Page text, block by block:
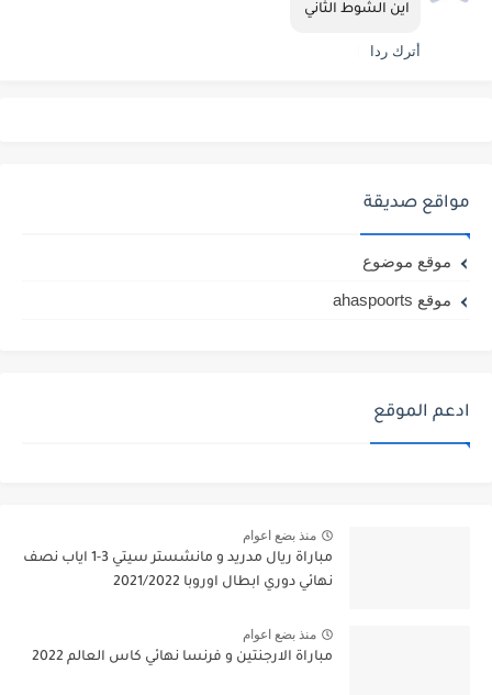
اين الشوط الثاني
أترك ردا
مواقع صديقة
موقع موضوع
موقع ahaspoorts
ادعم الموقع
منذ بضع اعوام
مباراة ريال مدريد و مانشستر سيتي 3-1 اياب نصف
نهائي دوري ابطال اوروبا 2021/2022
منذ بضع اعوام
مباراة الارجنتين و فرنسا نهائي كاس العالم 2022